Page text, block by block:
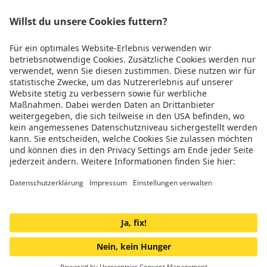
Wir sind
TÜV zertifiziert
Genug gescrollt!
Jetzt Teil der Energiewende werden
© 2025 oekostrom GmbH
Laxenburger Straße 2, 1100 Wien
Impressum